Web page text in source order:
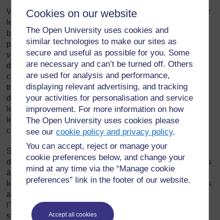
Cookies on our website
The Open University uses cookies and
similar technologies to make our sites as
secure and useful as possible for you. Some
are necessary and can’t be turned off. Others
are used for analysis and performance,
displaying relevant advertising, and tracking
your activities for personalisation and service
improvement. For more information on how
The Open University uses cookies please
see ourcookie policy and privacy policy.
You can accept, reject or manage your
cookie preferences below, and change your
mind at any time via the “Manage cookie
preferences” link in the footer of our website.
Accept all cookies
Vous pourriez donner des rôles à vos élèves et leur donner
le temps de réfléchir à la petite scène qu’ils vont jouer ou
bien simplement leur demander de le faire sans
préparation. Vous devrez essayer les deux méthodes pour
voir quels sont leurs avantages respectifs. Vous pourriez
demander à un seul groupe de jouer devant le reste de la
classe, ou bien vous pourriez laisser toute la classe
travailler à la fois, en petits groupes (aucun groupe n’aura
de public). Vous pourriez répartir vos élèves en groupes et
leur demander de choisir eux-mêmes leurs rôles avant de
leur donner le temps d’explorer la manière de résoudre le
conflit.
Si vous avez une classe à grand effectif ou une petite salle
de classe, vous devrez peut-être autoriser certains groupes
à travailler dehors. Ces élèves doivent être conscients de
leurs responsabilités, être raisonnables et ne pas gêner les
autres classes qui travaillent, mais bien entendu pendant
l’activité vous circulerez et vous leur apporterez votre
soutien. Vous devrez réfléchir au type de retour que les